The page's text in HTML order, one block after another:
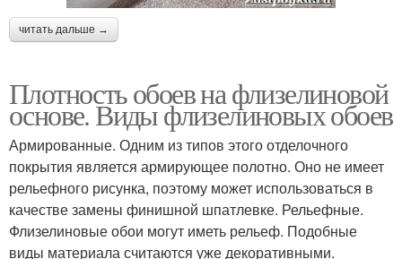
читать дальше →
Плотность обоев на флизелиновой
основе. Виды флизелиновых обоев
Армированные. Одним из типов этого отделочного
покрытия является армирующее полотно. Оно не имеет
рельефного рисунка, поэтому может использоваться в
качестве замены финишной шпатлевке. Рельефные.
Флизелиновые обои могут иметь рельеф. Подобные
виды материала считаются уже декоративными.